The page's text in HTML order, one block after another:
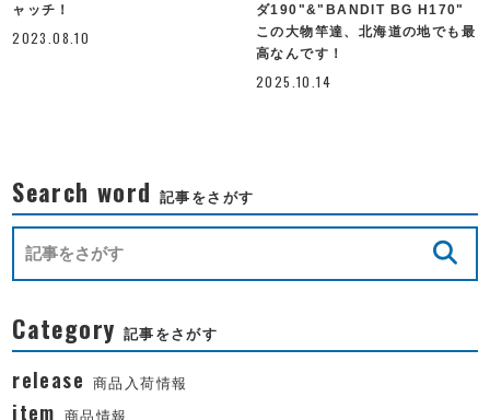
ャッチ！
2023.08.10
ダ190"&"BANDIT BG H170"
この大物竿達、北海道の地でも最
高なんです！
2025.10.14
Search word 記事をさがす
Category 記事をさがす
release 商品入荷情報
item 商品情報